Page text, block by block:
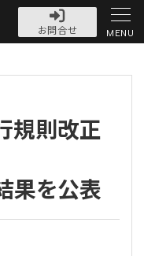
公益・一般法人オ
お問合せ
MENU
規則改正
果を公表